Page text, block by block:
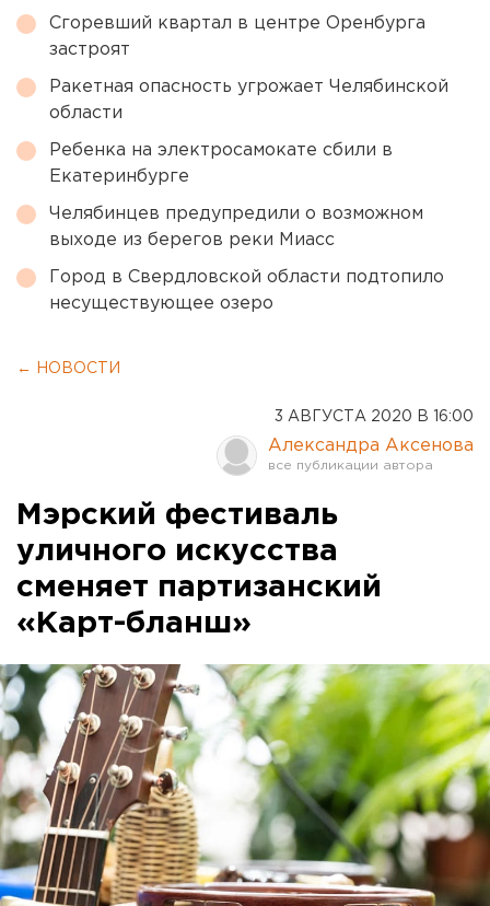
Сгоревший квартал в центре Оренбурга
застроят
Ракетная опасность угрожает Челябинской
области
Ребенка на электросамокате сбили в
Екатеринбурге
Челябинцев предупредили о возможном
выходе из берегов реки Миасс
Город в Свердловской области подтопило
несуществующее озеро
← НОВОСТИ
3 АВГУСТА 2020 В 16:00
Александра Аксенова
Мэрский фестиваль
уличного искусства
сменяет партизанский
«Карт-бланш»